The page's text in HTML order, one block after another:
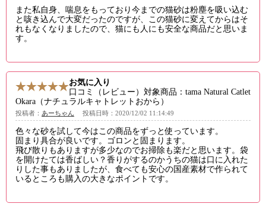
また私自身、喘息をもっており今までの猫砂は粉塵を吸い込む
と咳き込んで大変だったのですが、この猫砂に変えてからはそ
れもなくなりましたので、猫にも人にも安全な商品だと思いま
す。
お気に入り
口コミ（レビュー）対象商品：tama Natural Catlet
Okara（ナチュラルキャトレットおから）
投稿者： あーちゃん 投稿日時：2020/12/02 11:14:49
色々な砂を試して今はこの商品をずっと使っています。
固まり具合が良いです。ゴロンと固まります。
飛び散りもありますが多少なのでお掃除も楽だと思います。袋
を開けたては香ばしい？香りがするのかうちの猫は口に入れた
りした事もありましたが、食べても安心の国産素材で作られて
いるところも購入の大きなポイントです。